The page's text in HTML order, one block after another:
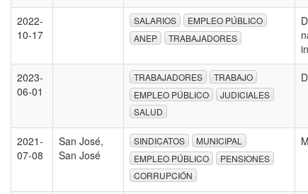
2022-
10-17
SALARIOS
EMPLEO PÚBLICO
ANEP
TRABAJADORES
2023-
06-01
TRABAJADORES
TRABAJO
EMPLEO PÚBLICO
JUDICIALES
SALUD
2021-
07-08
San José,
San José
SINDICATOS
MUNICIPAL
EMPLEO PÚBLICO
PENSIONES
CORRUPCIÓN